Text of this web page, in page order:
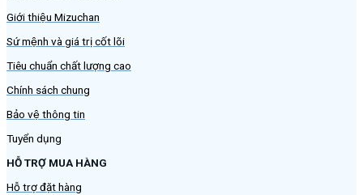
Giới thiệu Mizuchan
Sứ mệnh và giá trị cốt lõi
Tiêu chuẩn chất lượng cao
Chính sách chung
Bảo vệ thông tin
Tuyển dụng
HỖ TRỢ MUA HÀNG
Hỗ trợ đặt hàng